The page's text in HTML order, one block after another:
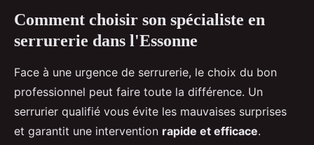
Comment choisir son spécialiste en
serrurerie dans l'Essonne
Face à une urgence de serrurerie, le choix du bon
professionnel peut faire toute la différence. Un
serrurier qualifié vous évite les mauvaises surprises
et garantit une intervention rapide et efficace.